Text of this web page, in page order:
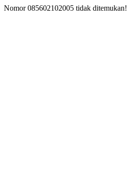
Nomor 085602102005 tidak ditemukan!